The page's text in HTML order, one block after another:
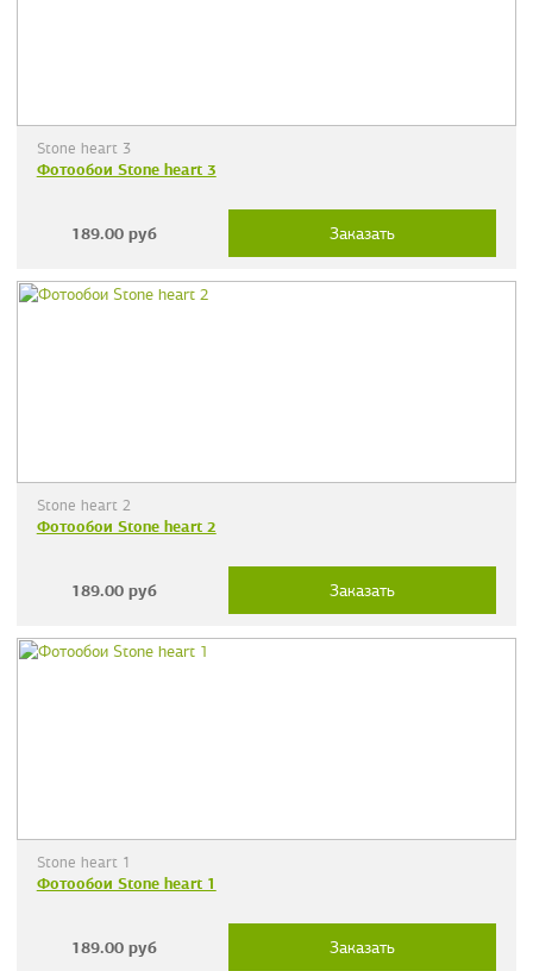
Stone heart 3
Фотообои Stone heart 3
189.00 руб Заказать
Stone heart 2
Фотообои Stone heart 2
189.00 руб Заказать
Stone heart 1
Фотообои Stone heart 1
189.00 руб Заказать